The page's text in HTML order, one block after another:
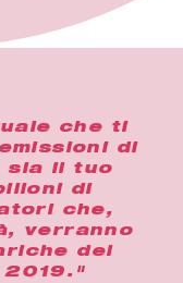
che ti
di
sia il tuo
di
che,
verranno
del
2019."